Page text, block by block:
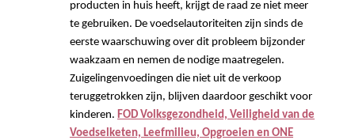
producten in huis heeft, krijgt de raad ze niet meer
te gebruiken. De voedselautoriteiten zijn sinds de
eerste waarschuwing over dit probleem bijzonder
waakzaam en nemen de nodige maatregelen.
Zuigelingenvoedingen die niet uit de verkoop
teruggetrokken zijn, blijven daardoor geschikt voor
kinderen. FOD Volksgezondheid, Veiligheid van de
Voedselketen, Leefmilieu, Opgroeien en ONE